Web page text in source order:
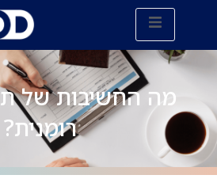
מה החשיבות של
רומנית?